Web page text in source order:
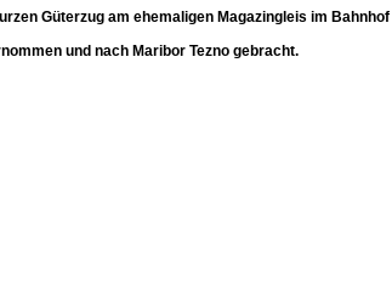
Güterzug am ehemaligen Magazingleis im
und nach Maribor Tezno gebracht.